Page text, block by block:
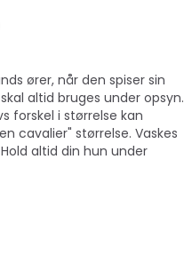
ører, når den spiser sin
altid bruges under opsyn.
forskel i størrelse kan
cavalier" størrelse. Vaskes
altid din hun under